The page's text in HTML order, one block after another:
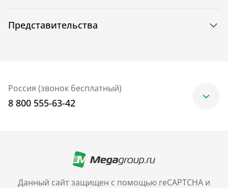
Данный сайт защищен с помощью reCAPTCHA и
Представительства
Россия (звонок бесплатный)
8 800 555-63-42
+7 (499) 705-30-10
Санкт-Петербург